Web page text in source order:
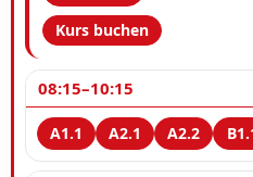
Kurs buchen
08:15–10:15